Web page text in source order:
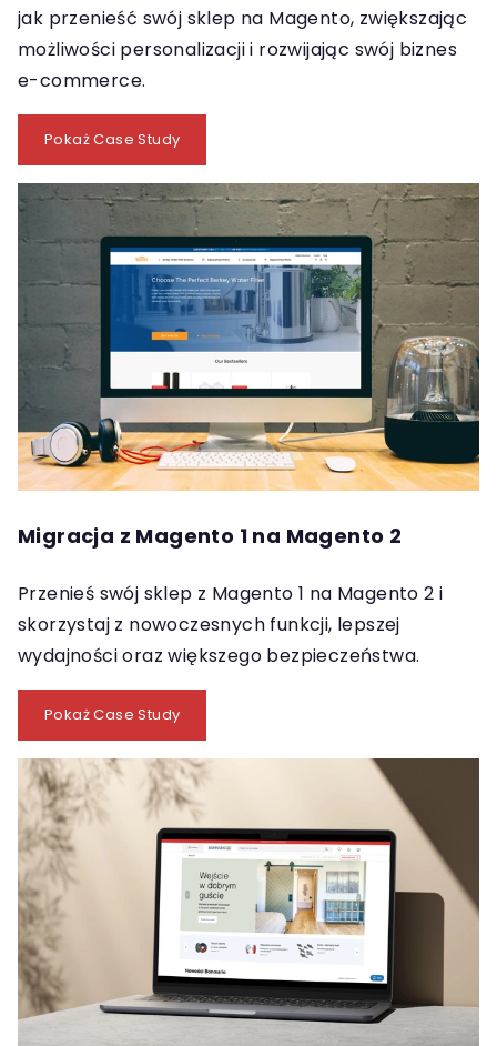
jak przenieść swój sklep na Magento, zwiększając
możliwości personalizacji i rozwijając swój biznes
e-commerce.
Pokaż Case Study
Migracja z Magento 1 na Magento 2
Przenieś swój sklep z Magento 1 na Magento 2 i
skorzystaj z nowoczesnych funkcji, lepszej
wydajności oraz większego bezpieczeństwa.
Pokaż Case Study